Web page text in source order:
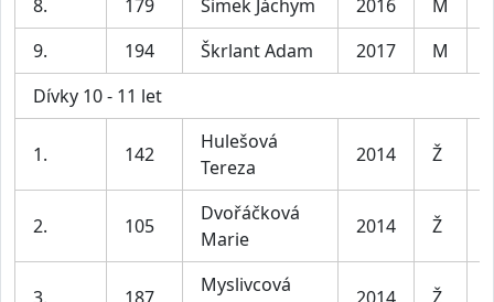
8. 179 Šimek Jáchym 2016 M
9.
194 Škrlant Adam 2017 M
Dívky 10 - 11 let
1. 142
Hulešová
Tereza
2014 Ž
2. 105
Dvořáčková
Marie
2014 Ž
Myslivcová